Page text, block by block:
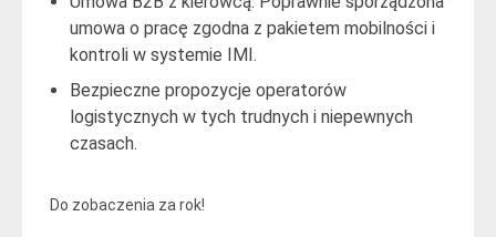
umowa o pracę zgodna z pakietem mobilności i
kontroli w systemie IMI.
Bezpieczne propozycje operatorów
logistycznych w tych trudnych i niepewnych
czasach.
Do zobaczenia za rok!